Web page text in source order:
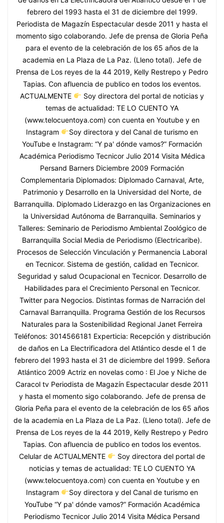
febrero del 1993 hasta el 31 de diciembre del 1999.
Periodista de Magazín Espectacular desde 2011 y hasta el
momento sigo colaborando. Jefe de prensa de Gloria Peña
para el evento de la celebración de los 65 años de la
academia en La Plaza de La Paz. (Lleno total). Jefe de
Prensa de Los reyes de la 44 2019, Kelly Restrepo y Pedro
Tapias. Con afluencia de publico en todos los eventos.
ACTUALMENTE
Soy directora del portal de noticias y
temas de actualidad: TE LO CUENTO YA
(www.telocuentoya.com) con cuenta en Youtube y en
Instagram
Soy directora y del Canal de turismo en
YouTube e Instagram: “Y pa' dónde vamos?” Formación
Académica Periodismo Tecnicor Julio 2014 Visita Médica
Persand Barners Diciembre 2009 Formación
Complementaria Diplomados: Diplomado Carnaval, Arte,
Patrimonio y Desarrollo en la Universidad del Norte, de
Barranquilla. Diplomado Liderazgo en las Organizaciones en
la Universidad Autónoma de Barranquilla. Seminarios y
Talleres: Seminario de Periodismo Ambiental Zoológico de
Barranquilla Social Media de Periodismo (Electricaribe).
Procesos de Selección Vinculación y Permanencia Laboral
en Tecnicor. Sistema de gestión, calidad en Tecnicor.
Seguridad y salud Ocupacional en Tecnicor. Desarrollo de
Habilidades para el Crecimiento Personal en Tecnicor.
Twitter para Negocios. Distintas formas de Narración del
Carnaval Barranquilla. Programa Gestión de los Recursos
Naturales para la Sostenibilidad Regional Janet Ferreira
Teléfonos: 3014566181 Experticia: Recepción y distribución
de daños en La Electrificadora del Atlántico desde el 1 de
febrero del 1993 hasta el 31 de diciembre del 1999. Señora
Atlántico 2009 Actriz en novelas como : El Joe y Niche de
Caracol tv Periodista de Magazín Espectacular desde 2011
y hasta el momento sigo colaborando. Jefe de prensa de
Gloria Peña para el evento de la celebración de los 65 años
de la academia en La Plaza de La Paz. (Lleno total). Jefe de
Prensa de Los reyes de la 44 2019, Kelly Restrepo y Pedro
Tapias. Con afluencia de publico en todos los eventos.
Celular de ACTUALMENTE
Soy directora del portal de
noticias y temas de actualidad: TE LO CUENTO YA
(www.telocuentoya.com) con cuenta en Youtube y en
Instagram
Soy directora y del Canal de turismo en
YouTube “Y pa' dónde vamos?” Formación Académica
Periodismo Tecnicor Julio 2014 Visita Médica Persand